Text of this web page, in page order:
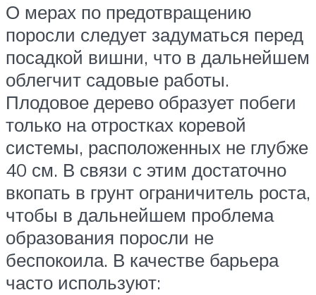
О мерах по предотвращению
поросли следует задуматься перед
посадкой вишни, что в дальнейшем
облегчит садовые работы.
Плодовое дерево образует побеги
только на отростках коревой
системы, расположенных не глубже
40 см. В связи с этим достаточно
вкопать в грунт ограничитель роста,
чтобы в дальнейшем проблема
образования поросли не
беспокоила. В качестве барьера
часто используют: